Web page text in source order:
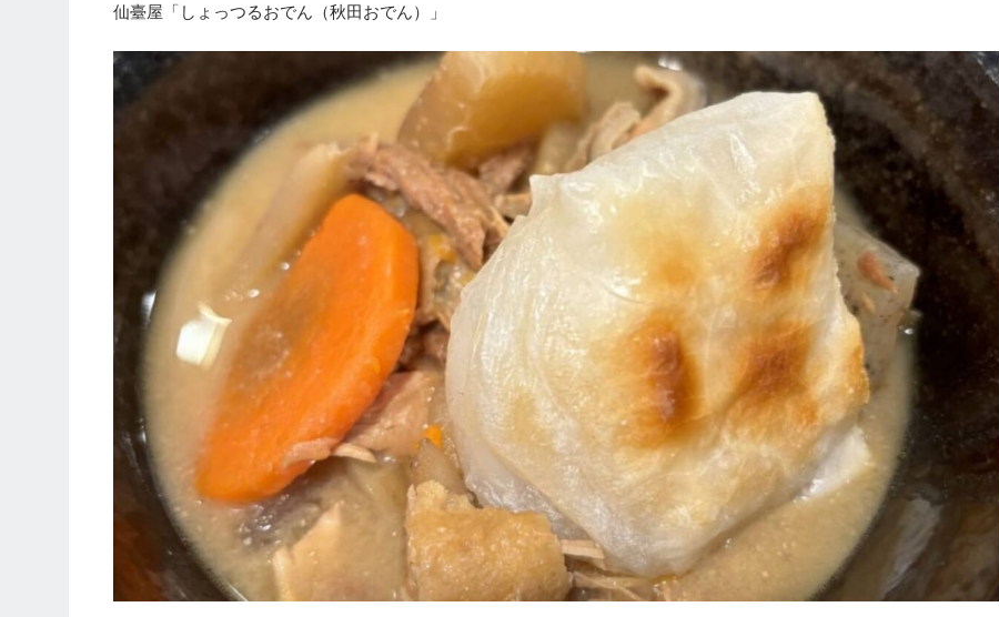
仙臺屋「しょっつるおでん（秋田おでん）」